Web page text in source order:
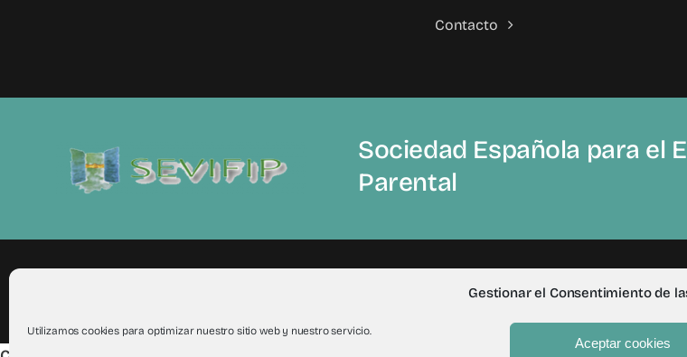
Gestionar el Consentimiento de
Utilizamos cookies para optimizar nuestro sitio web y nuestro servicio.
Aceptar cookies
Contacto
Sociedad Española para el
Parental